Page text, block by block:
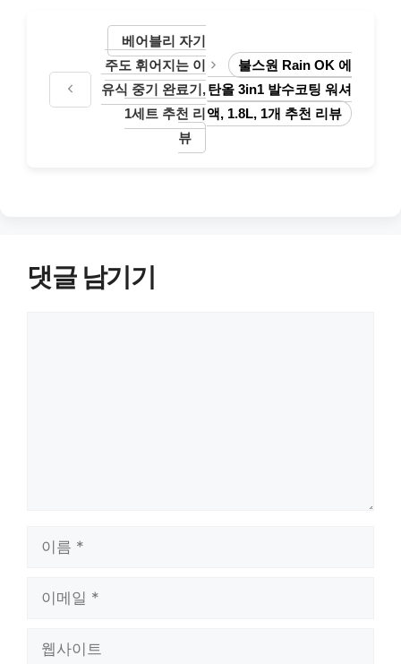
베어블리 자기
주도 휘어지는 이
유식 중기 완료기,
1세트 추천 리
뷰
불스원 Rain OK 에
탄올 3in1 발수코팅 워셔
액, 1.8L, 1개 추천 리뷰
댓글 남기기